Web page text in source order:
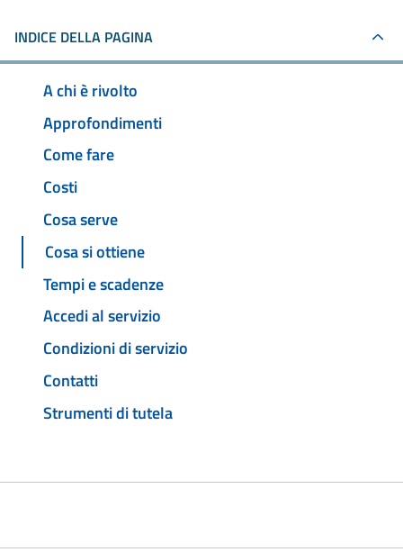
INDICE DELLA PAGINA
A chi è rivolto
Approfondimenti
Come fare
Costi
Cosa serve
Cosa si ottiene
Tempi e scadenze
Accedi al servizio
Condizioni di servizio
Contatti
Strumenti di tutela